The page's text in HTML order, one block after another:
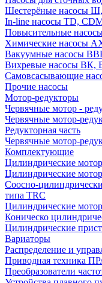
Шестерёные насосы
In-line насосы TD,
Повысительные
Химические насосы
Вакуумные насосы
Вихревые насосы ВК,
Самовсасывающие
Прочие насосы
Мотор-редукторы
Червячные мотор -
Червячные мотор-
Редукторная часть
Червячные мотор-
Комплектующие
Цилиндрические
Цилиндрические
Соосно-
типа TRC
Цилиндрические
Коническо
Цилиндрические
Вариаторы
Распределение и
Приводная техника
Преобразователи